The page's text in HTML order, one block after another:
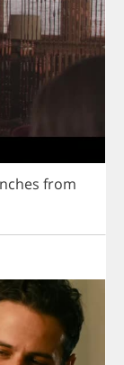
from